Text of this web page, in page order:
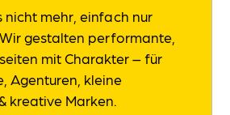
DESIGNER
DJI DROHNE
NIKON KAMERA
nicht mehr, einfach nur
gestalten performante,
mit Charakter – für
Agenturen, kleine
kreative Marken.